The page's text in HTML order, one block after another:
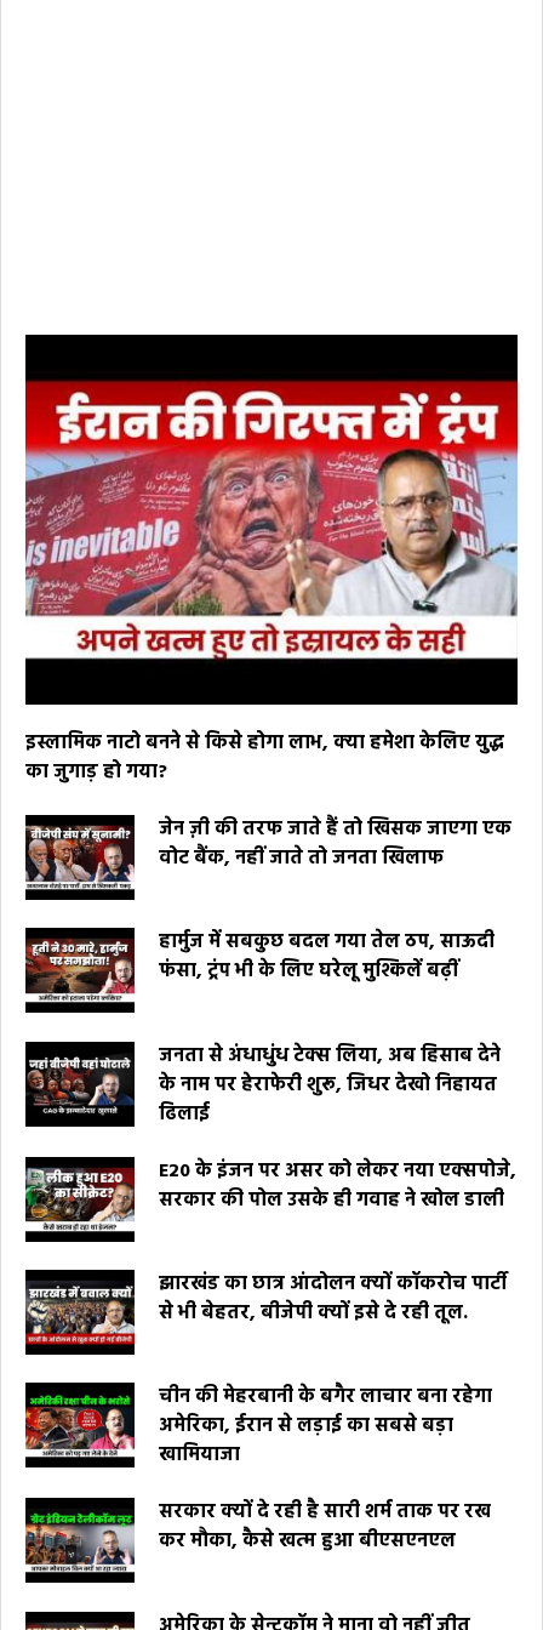
इस्लामिक नाटो बनने से किसे होगा लाभ, क्या हमेशा केलिए युद्ध
का जुगाड़ हो गया?
जेन ज़ी की तरफ जाते हैं तो खिसक जाएगा एक
वोट बैंक, नहीं जाते तो जनता खिलाफ
हार्मुज में सबकुछ बदल गया तेल ठप, साऊदी
फंसा, ट्रंप भी के लिए घरेलू मुश्किलें बढ़ीं
जनता से अंधाधुंध टेक्स लिया, अब हिसाब देने
के नाम पर हेराफेरी शुरू, जिधर देखो निहायत
ढिलाई
E20 के इंजन पर असर को लेकर नया एक्सपोजे,
सरकार की पोल उसके ही गवाह ने खोल डाली
झारखंड का छात्र आंदोलन क्यों कॉकरोच पार्टी
से भी बेहतर, बीजेपी क्यों इसे दे रही तूल.
चीन की मेहरबानी के बगैर लाचार बना रहेगा
अमेरिका, ईरान से लड़ाई का सबसे बड़ा
खामियाजा
सरकार क्यों दे रही है सारी शर्म ताक पर रख
कर मौका, कैसे खत्म हुआ बीएसएनएल